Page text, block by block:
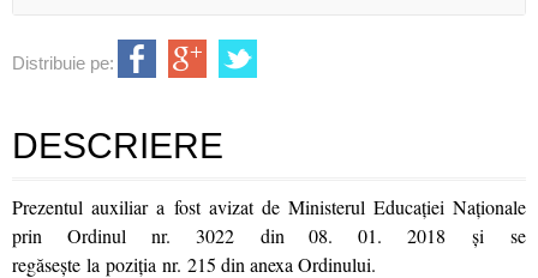
Distribuie pe:
DESCRIERE
Prezentul auxiliar a fost avizat de Ministerul Educaţiei Naţionale
prin Ordinul nr. 3022 din 08. 01. 2018 şi se
regăseşte la poziţia nr. 215 din anexa Ordinului.